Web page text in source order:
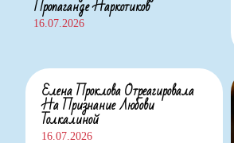
Пропаганде Наркотиков
16.07.2026
Елена Проклова Отреагировала
На Признание Любови
Толкалиной
16.07.2026